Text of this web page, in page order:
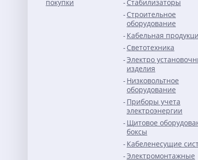
покупки
Стабилизаторы
Строительное
оборудование
Кабельная
Светотехника
Электро
изделия
Низковольтное
оборудование
Приборы учета
электроэнергии
Щитовое
боксы
Кабеленесущие
Электромонтажные